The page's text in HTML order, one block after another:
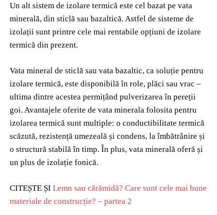
Un alt sistem de izolare termică este cel bazat pe vata
minerală, din sticlă sau bazaltică. Astfel de sisteme de
izolații sunt printre cele mai rentabile opțiuni de izolare
termică din prezent.
Vata mineral de sticlă sau vata bazaltic, ca soluție pentru
izolare termică, este disponibilă în role, plăci sau vrac –
ultima dintre acestea permițând pulverizarea în pereții
goi. Avantajele oferite de vata minerala folosita pentru
izolarea termică sunt multiple: o conductibilitate termică
scăzută, rezistență umezeală și condens, la îmbătrânire și
o structură stabilă în timp. În plus, vata minerală oferă și
un plus de izolație fonică.
CITEȘTE ȘI Lemn sau cărămidă? Care sunt cele mai bune
materiale de construcție? – partea 2